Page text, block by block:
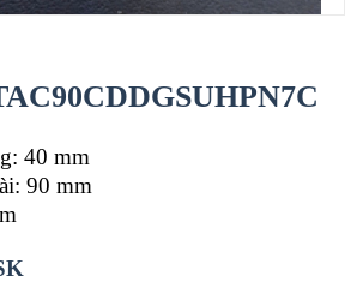
40 mm
90 mm